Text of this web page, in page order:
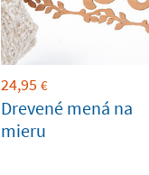
24,95 €
Drevené mená na
mieru